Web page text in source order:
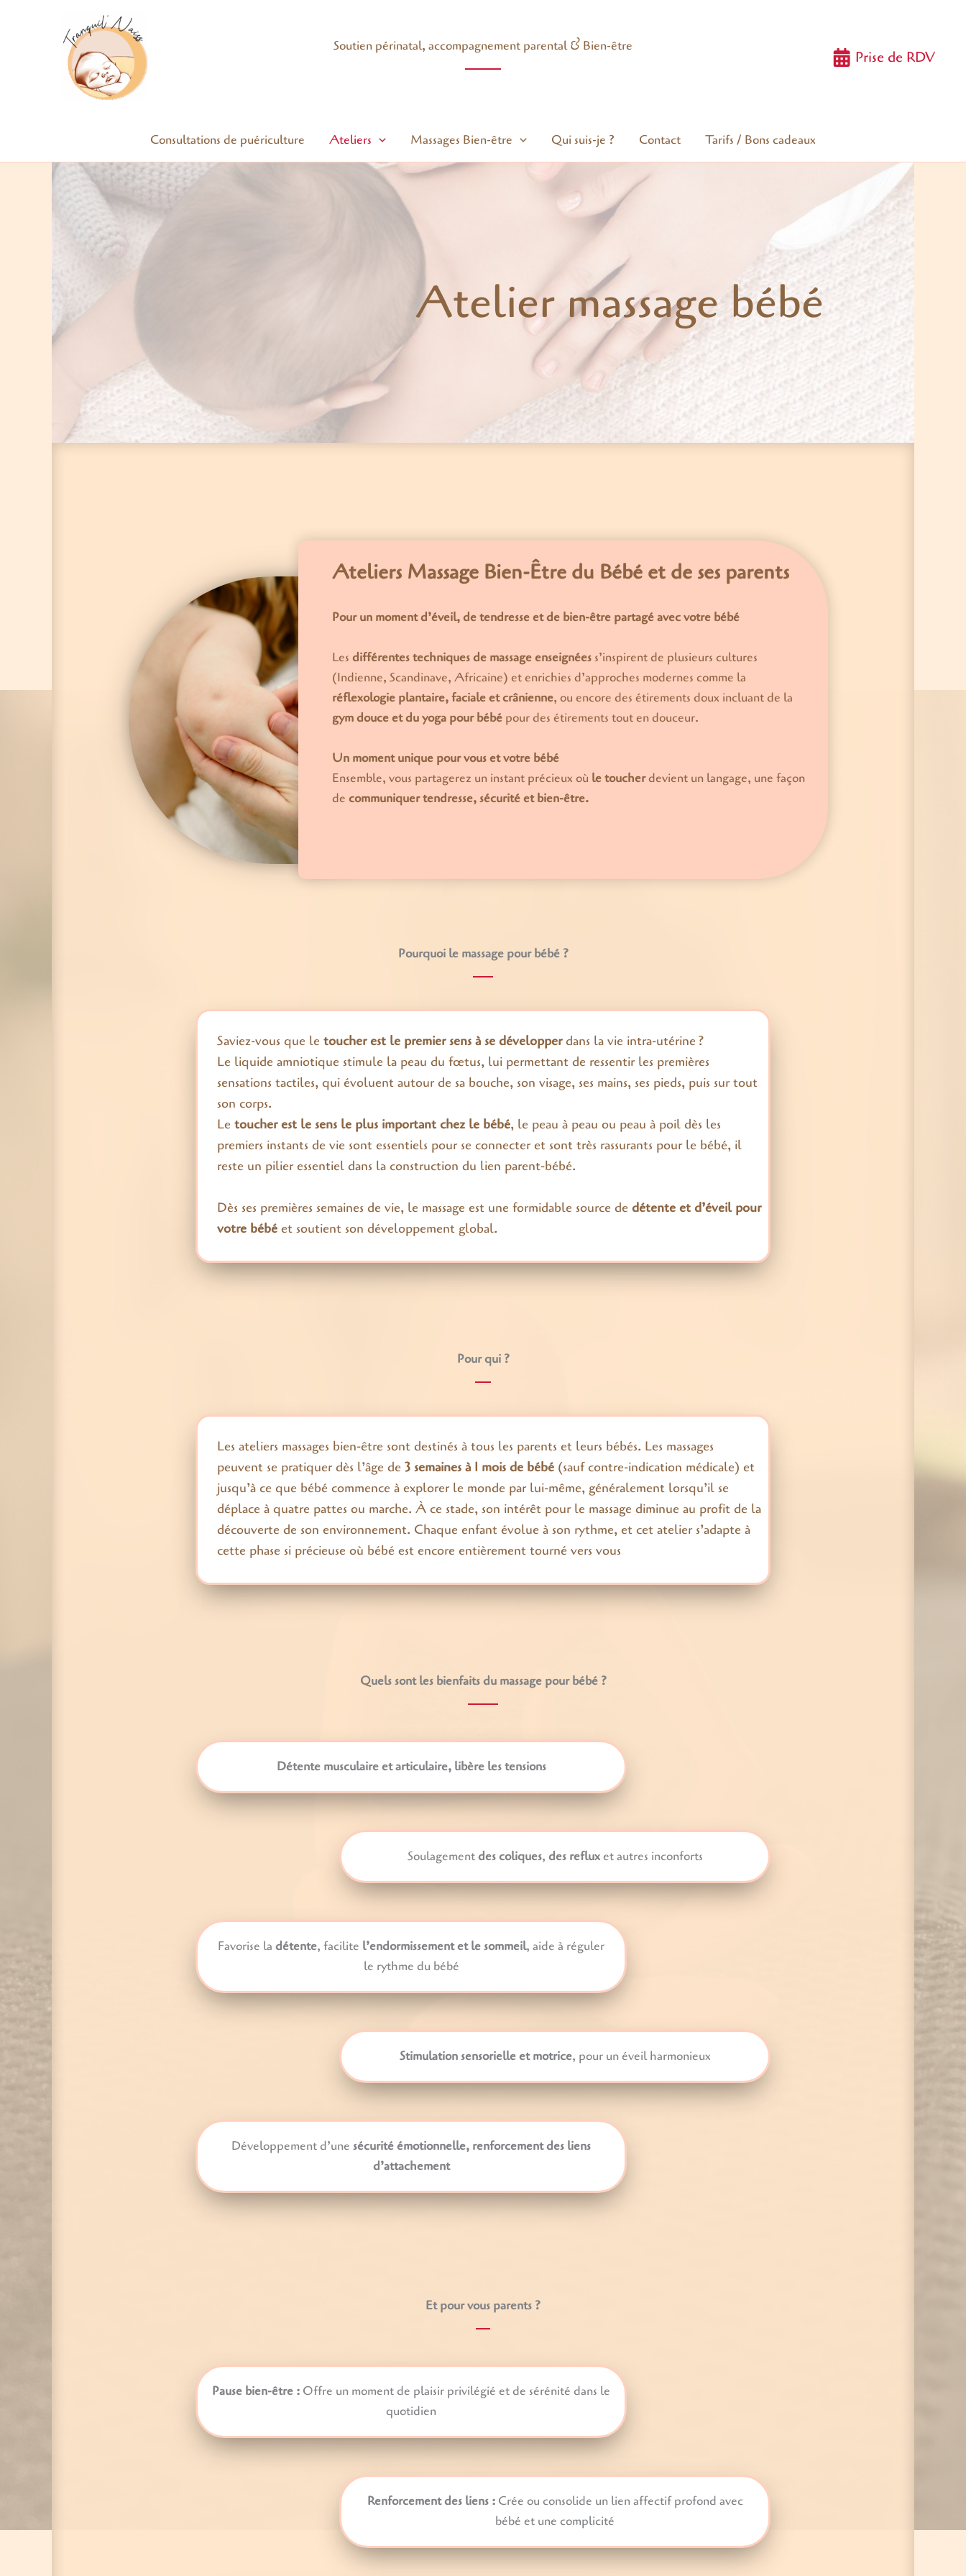
Soutien périnatal, accompagnement parental & Bien-être
Prise de RDV
Consultations de puériculture Ateliers Massages Bien-être Qui suis-je ? Contact Tarifs / Bons cadeaux
Atelier massage bébé
Ateliers Massage Bien-Être du Bébé et de ses parents
Pour un moment d’éveil, de tendresse et de bien-être partagé avec votre bébé
Les différentes techniques de massageenseignéess’inspirent de plusieurs cultures
(Indienne, Scandinave, Africaine) et enrichies d’approches modernes comme la
réflexologie plantaire, faciale et crânienne, ou encore des étirements doux incluant de la
gym douce et du yoga pour bébé pour des étirements tout en douceur.
Un moment unique pour vous et votre bébé
Ensemble, vous partagerez un instant précieux où le toucherdevient un langage, une façon
de communiquer tendresse, sécurité et bien-être.
Pourquoi le massage pour bébé ?
Saviez-vous que le toucher est le premier sens à se développerdans la vie intra-utérine ?
Le liquide amniotique stimule la peau du fœtus, lui permettant de ressentir les premières
sensations tactiles, qui évoluent autour de sa bouche, son visage, ses mains, ses pieds, puis sur tout
son corps.
Le toucher est le sens le plus important chez le bébé, le peau à peau ou peau à poil dès les
premiers instants de vie sont essentiels pour se connecter et sont très rassurants pour le bébé, il
reste un pilier essentiel dans la construction du lien parent-bébé.
Dès ses premières semaines de vie, le massage est une formidable source de détente et d’éveil pour
votre bébé et soutient son développement global.
Pour qui ?
Les ateliers massages bien-être sont destinés à tous les parents et leurs bébés. Les massages
peuvent se pratiquer dès l’âge de 3 semaines à 1 mois de bébé (sauf contre-indication médicale) et
jusqu’à ce que bébé commence à explorer le monde par lui-même, généralement lorsqu’il se
déplace à quatre pattes ou marche. À ce stade, son intérêt pour le massage diminue au profit de la
découverte de son environnement. Chaque enfant évolue à son rythme, et cet atelier s’adapte à
cette phase si précieuse où bébé est encore entièrement tourné vers vous
Quels sont les bienfaits du massage pour bébé ?
Détente musculaire et articulaire, libère les tensions
Soulagementdes coliques, des refluxet autres inconforts
Favorise la détente, facilite l’endormissement et le sommeil, aide à réguler
le rythme du bébé
Stimulation sensorielle et motrice, pour un éveil harmonieux
Développement d’une sécurité émotionnelle, renforcement des liens
d’attachement
Et pour vous parents ?
Pause bien-être : Offre un moment de plaisir privilégié et de sérénité dans le
quotidien
Renforcement des liens: Crée ou consolide un lien affectif profond avec
bébé et une complicité